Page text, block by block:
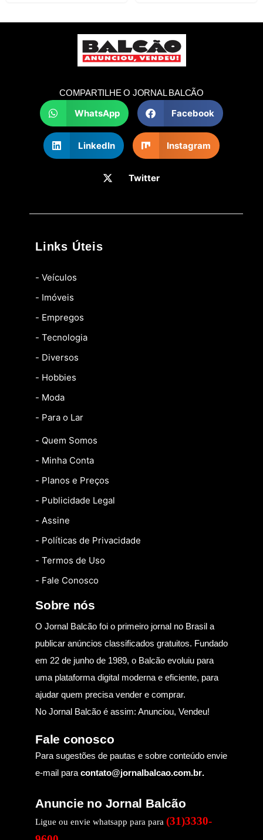
COMPARTILHE O JORNAL BALCÃO
WhatsApp Facebook
LinkedIn Instagram
Twitter
Links Úteis
- Veículos
- Imóveis
- Empregos
- Tecnologia
- Diversos
- Hobbies
- Moda
- Para o Lar
- Quem Somos
- Minha Conta
- Planos e Preços
- Publicidade Legal
- Assine
- Políticas de Privacidade
- Termos de Uso
- Fale Conosco
Sobre nós
O Jornal Balcão foi o primeiro jornal no Brasil a
publicar anúncios classificados gratuitos. Fundado
em 22 de junho de 1989, o Balcão evoluiu para
uma plataforma digital moderna e eficiente, para
ajudar quem precisa vender e comprar.
No Jornal Balcão é assim: Anunciou, Vendeu!
Fale conosco
Para sugestões de pautas e sobre conteúdo envie
e-mail para contato@jornalbalcao.com.br.
Anuncie no Jornal Balcão
Ligue ou envie whatsapp para para (31)3330-